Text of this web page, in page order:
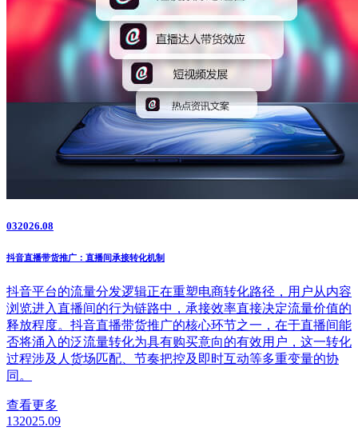
032026.08
抖音直播带货推广：直播间承接转化机制
抖音平台的流量分发逻辑正在重塑电商转化路径，用户从内容
浏览进入直播间的行为链路中，承接效率直接决定流量价值的
释放程度。抖音直播带货推广的核心环节之一，在于直播间能
否将涌入的泛流量转化为具有购买意向的有效用户，这一转化
过程涉及人货场匹配、节奏把控及即时互动等多重变量的协
同。
查看更多
132025.09